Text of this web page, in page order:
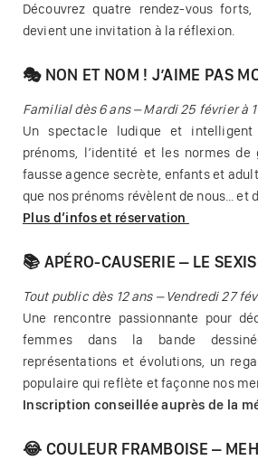
Découvrez quatre rendez-vous
devient une invitation à la réflexion.
🎭 NON ET NOM ! J’AIME PAS
Familial dès 6 ans – Mardi 25 février à
Un spectacle ludique et
prénoms, l’identité et les normes de
fausse agence secrète, enfants et
que nos prénoms révèlent de nous… et
Plus d’infos et réservation
📚 APÉRO-CAUSERIE – LE
Tout public dès 12 ans – Vendredi 27
Une rencontre passionnante pour
femmes dans la bande
représentations et évolutions, un
populaire qui reflète et façonne nos
Inscription conseillée auprès de la
😂 COULEUR FRAMBOISE –